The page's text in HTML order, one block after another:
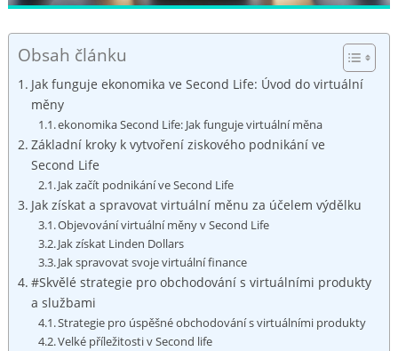
Obsah článku
Jak funguje ekonomika ve Second Life: Úvod do virtuální
měny
ekonomika Second Life: Jak funguje virtuální měna
Základní kroky k vytvoření ziskového podnikání ve
Second Life
Jak začít podnikání ve Second Life
Jak získat a spravovat virtuální měnu za účelem výdělku
Objevování virtuální měny v Second Life
Jak získat Linden Dollars
Jak spravovat svoje virtuální finance
#Skvělé strategie pro obchodování s virtuálními produkty
a službami
Strategie pro úspěšné obchodování s virtuálními produkty
Velké příležitosti v Second life